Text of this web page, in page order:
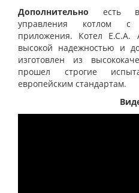
Дополнительно есть
управления котлом с
приложения. Котел E.C.A.
высокой надежностью и
изготовлен из
прошел строгие
европейским стандартам.